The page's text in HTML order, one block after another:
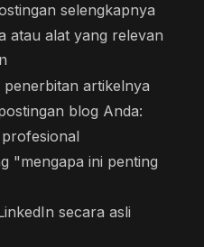
selengkapnya
atau alat yang relevan
artikelnya
blog Anda:
"mengapa ini penting
secara asli